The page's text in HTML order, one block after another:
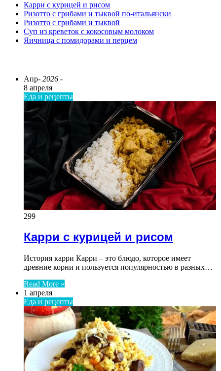
Карри с курицей и рисом
Ризотто с грибами и тыквой по-итальянски
Ризотто с грибами и тыквой
Суп из креветок с кокосовым молоком
Яичница с помидорами и перцем
Апр- 2026 -
8 апреля
Еда и рецепты
299
Карри с курицей и рисом
История карри Карри – это блюдо, которое имеет
древние корни и пользуется популярностью в разных…
Read More »
1 апреля
Еда и рецепты